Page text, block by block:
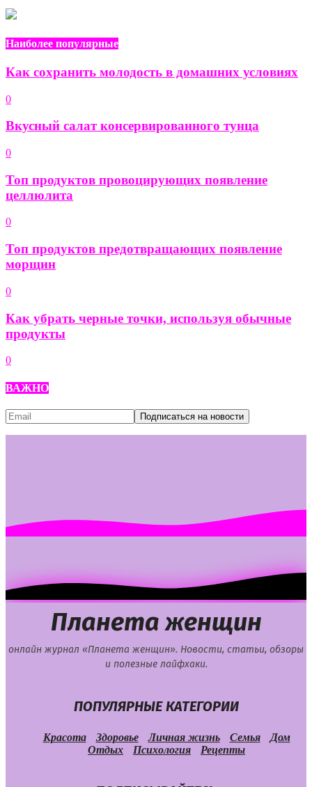
Наиболее популярные
Как сохранить молодость в домашних условиях
0
Вкусный салат консервированного тунца
0
Топ продуктов провоцирующих появление
целлюлита
0
Топ продуктов предотвращающих появление
морщин
0
Как убрать черные точки, используя обычные
продукты
0
ВАЖНО
Планета женщин
онлайн журнал «Планета женщин». Новости, статьи, обзоры
и полезные лайфхаки.
ПОПУЛЯРНЫЕ КАТЕГОРИИ
Красота Здоровье Личная жизнь Семья
Дом
Отдых
Психология Рецепты